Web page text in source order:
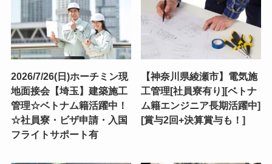
2026/7/26(日)ホーチミン現
地面接会【埼玉】建築施工
管理☆ベトナム籍活躍中！
☆社員寮・ビザ申請・入国
フライトサポート有
【神奈川県綾瀬市】電気施
工管理[社員寮有り][ベトナ
ム籍エンジニア長期活躍中]
[賞与2回+決算賞与も！]